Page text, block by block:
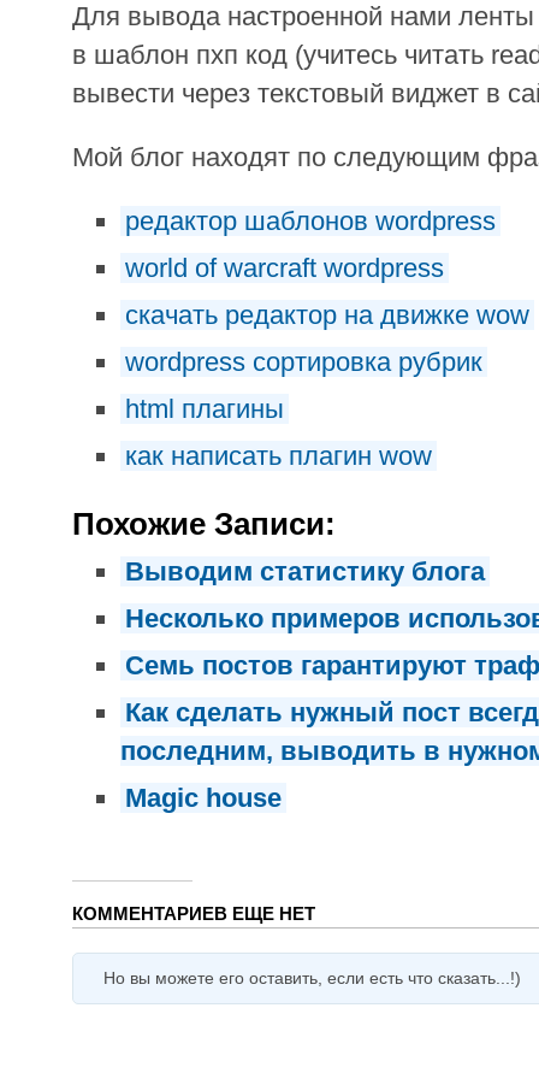
Для вывода настроенной нами ленты
в шаблон пхп код (учитесь читать
вывести через текстовый виджет в
Мой блог находят по следующим
редактор шаблонов wordpress
world of warcraft wordpress
скачать редактор на движке wow
wordpress сортировка рубрик
html плагины
как написать плагин wow
Похожие Записи:
Выводим статистику блога
Несколько примеров
Семь постов гарантируют
Как cделать нужный пост
последним, выводить в
Magic house
КОММЕНТАРИЕВ ЕЩЕ НЕТ
Но вы можете его оставить, если есть что сказать...!)